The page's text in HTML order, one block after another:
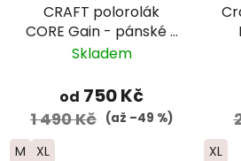
CRAFT polorolák
CORE Gain - pánské -
tmavě šedá
Skladem
od 750 Kč
1 490 Kč (až –49 %)
M XL XL